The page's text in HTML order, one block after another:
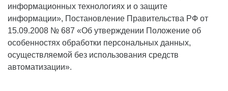
информационных технологиях и о защите
информации», Постановление Правительства РФ от
15.09.2008 № 687 «Об утверждении Положение об
особенностях обработки персональных данных,
осуществляемой без использования средств
автоматизации».